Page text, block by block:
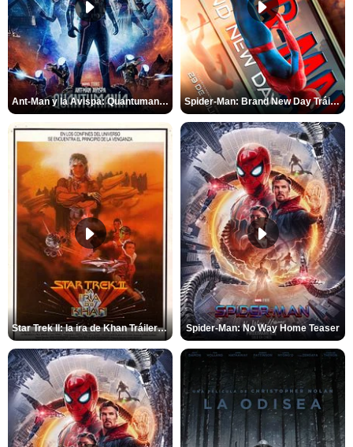
Ant-Man y la Avispa: Quantumanía Tráiler (2) Spider-Man: Brand New Day Tráiler (3)
Star Trek II: la ira de Khan Tráiler VO Spider-Man: No Way Home Teaser